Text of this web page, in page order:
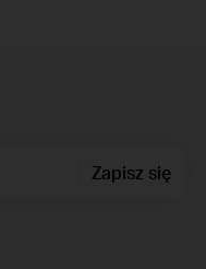
Zapisz się